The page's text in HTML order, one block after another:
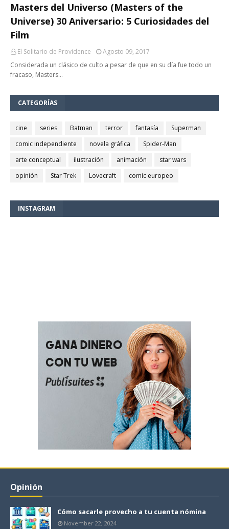
Masters del Universo (Masters of the
Universe) 30 Aniversario: 5 Curiosidades del
Film
El Solitario de Providence
Agosto 09, 2017
Considerada un clásico de culto a pesar de que en su día fue todo un
fracaso, Masters…
CATEGORÍAS
cine series Batman terror fantasía
Superman
comic independiente
novela gráfica
Spider-Man
arte conceptual
ilustración animación
star wars
opinión
Star Trek Lovecraft comic europeo
INSTAGRAM
Opinión
Cómo sacarle provecho a tu cuenta nómina
November 22, 2024